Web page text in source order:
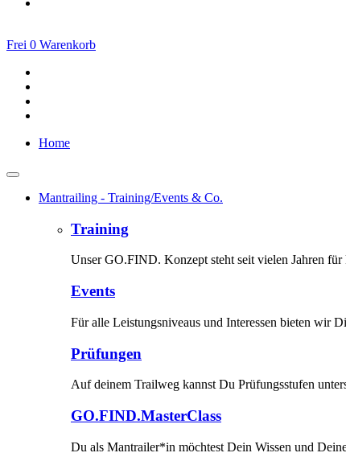
Frei 0 Warenkorb
Home
Mantrailing - Training/Events & Co.
Training
Unser GO.FIND. Konzept steht seit vielen Jahren
Events
Für alle Leistungsniveaus und Interessen bieten wir
Prüfungen
Auf deinem Trailweg kannst Du Prüfungsstufen
GO.FIND.MasterClass
Du als Mantrailer*in möchtest Dein Wissen und